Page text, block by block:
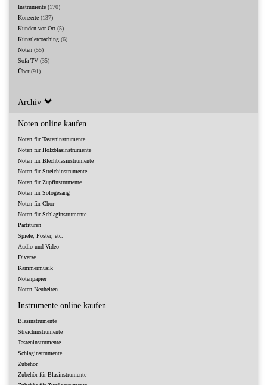
Instrumente (170)
Konzerte (137)
Kunden vor Ort (5)
Künstlercoaching (6)
Noten (55)
Sofa-TV (35)
Über(91)
Archiv
Noten online kaufen
Noten für Tasteninstrumente
Noten für Holzblasinstrumente
Noten für Blechblasinstrumente
Noten für Streichinstrumente
Noten für Zupfinstrumente
Noten für Sologesang
Noten für Chor
Noten für Schlaginstrumente
Partituren
Spiele, Poster, etc.
Audio und Video
Diverse
Kammermusik
Notenpapier
Noten Neuheiten
Instrumente online kaufen
Blasinstrumente
Streichinstrumente
Tasteninstrumente
Schlaginstrumente
Zubehör
Zubehör für Blasinstrumente